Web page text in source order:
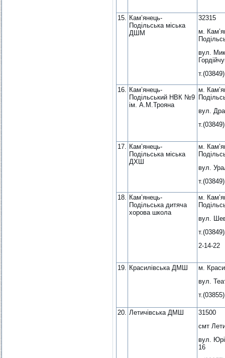
15. Кам’янець-
Подільська міська
ДШМ
32315
м.
вул.
16. Кам’янець-
Подільський НВК №9
ім. А.М.Трояна
м.
вул.
17. Кам’янець-
Подільська міська
ДХШ
м.
вул.
18. Кам’янець-
Подільська дитяча
хорова школа
м.
вул.
2-14-22
19. Красилівська ДМШ
м.
вул.
20. Летичівська ДМШ
31500
смт
вул.
16